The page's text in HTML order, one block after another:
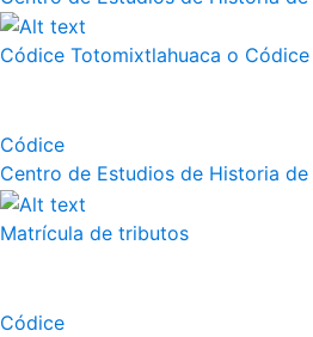
Códice Totomixtlahuaca o Códice
Códice
Centro de Estudios de Historia
Matrícula de tributos
Códice